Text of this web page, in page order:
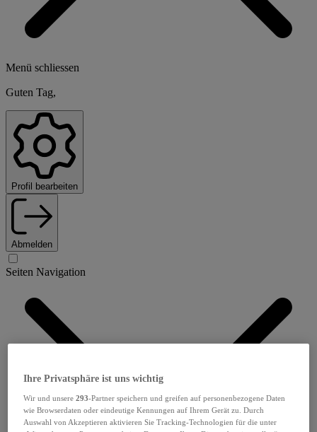
Menü schliessen
Guten Tag,
Profil bearbeiten
Abmelden
Seiten Navigation
Ihre Privatsphäre ist uns wichtig
Wir und unsere293-Partner speichern und greifen auf personenbezogene Daten
wie Browserdaten oder eindeutige Kennungen auf Ihrem Gerät zu. Durch
Auswahl von Akzeptieren aktivieren Sie Tracking-Technologien für die unter